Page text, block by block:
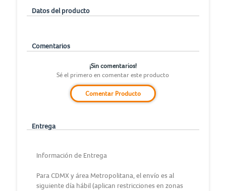
Datos del producto
Comentarios
¡Sin comentarios!
Sé el primero en comentar este producto
Comentar Producto
Entrega
Información de Entrega
Para CDMX y área Metropolitana, el envío es al
siguiente día hábil (aplican restricciones en zonas